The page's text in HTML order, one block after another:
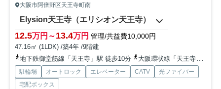
大阪市阿倍野区天王寺町南
Elysion天王寺（エリシオン天王寺）
12.5万円～13.4万円 管理/共益費10,000円
47.16㎡ (1LDK) /築4年 /9階建
地下鉄御堂筋線「天王寺」駅 徒歩10分
大阪環状線「天王寺」駅 徒歩10分
駐輪場 オートロック エレベーター CATV
光ファイバー
宅配ボックス